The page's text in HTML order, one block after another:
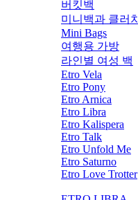
버킷백
미니백과 클러치
Mini Bags
여행용 가방
라인별 여성 백
Etro Vela
Etro Pony
Etro Arnica
Etro Libra
Etro Kalispera
Etro Talk
Etro Unfold Me
Etro Saturno
Etro Love Trotter